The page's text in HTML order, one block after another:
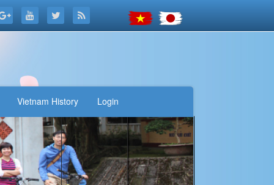
Vietnam History Login